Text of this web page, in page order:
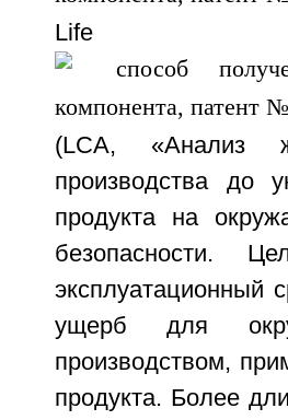
Life
(LCA, «Анализ
производства до
продукта на
безопасности.
эксплуатационный
ущерб для
производством,
продукта. Более